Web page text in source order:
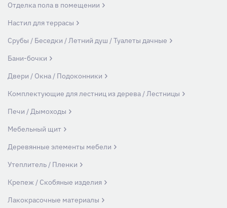
Отделка пола в помещении
Настил для террасы
Срубы / Беседки / Летний душ / Туалеты дачные
Бани-бочки
Двери / Окна / Подоконники
Комплектующие для лестниц из дерева / Лестницы
Печи / Дымоходы
Мебельный щит
Деревянные элементы мебели
Утеплитель / Пленки
Крепеж / Скобяные изделия
Лакокрасочные материалы